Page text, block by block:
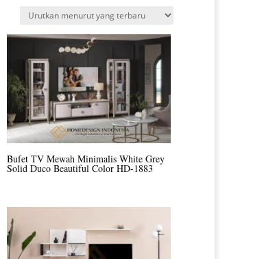
Bufet TV Mewah Minimalis White Grey
Solid Duco Beautiful Color HD-1883